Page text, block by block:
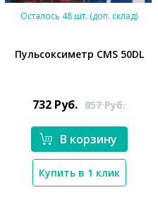
*}
Осталось 48 шт. (доп. склад)
Пульсоксиметр CMS 50DL
732 Руб. 857Руб.
В корзину
Купить в 1 клик